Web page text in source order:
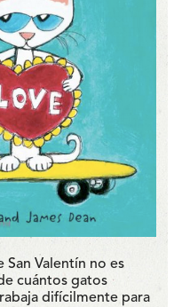
San Valentín no es
cuántos gatos
difícilmente para